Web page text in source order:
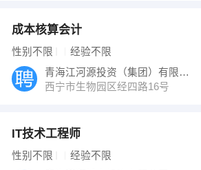
成本核算会计
性别不限 经验不限
青海江河源投资（集团）有限公司
西宁市生物园区经四路16号
IT技术工程师
性别不限 经验不限